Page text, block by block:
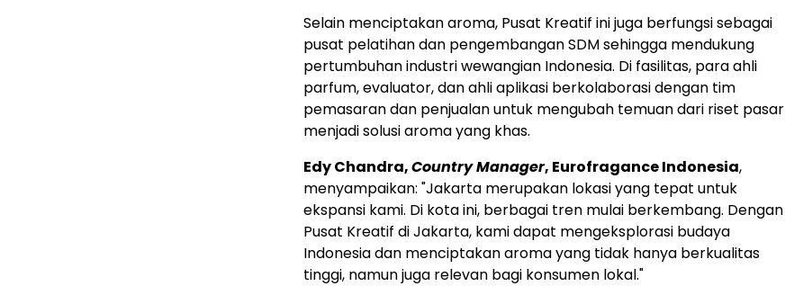
Selain menciptakan aroma, Pusat Kreatif ini juga berfungsi sebagai
pusat pelatihan dan pengembangan SDM sehingga mendukung
pertumbuhan industri wewangian Indonesia. Di fasilitas, para ahli
parfum, evaluator, dan ahli aplikasi berkolaborasi dengan tim
pemasaran dan penjualan untuk mengubah temuan dari riset pasar
menjadi solusi aroma yang khas.
Edy Chandra,Country Manager, Eurofragance Indonesia,
menyampaikan: "Jakarta merupakan lokasi yang tepat untuk
ekspansi kami. Di kota ini, berbagai tren mulai berkembang. Dengan
Pusat Kreatif diJakarta, kami dapat mengeksplorasi budaya
Indonesiadan menciptakan aroma yang tidak hanya berkualitas
tinggi, namun juga relevan bagi konsumen lokal."